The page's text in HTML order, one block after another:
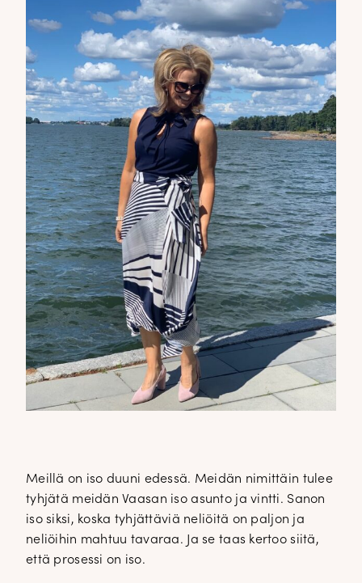
Meillä on iso duuni edessä. Meidän nimittäin tulee
tyhjätä meidän Vaasan iso asunto ja vintti. Sanon
iso siksi, koska tyhjättäviä neliöitä on paljon ja
neliöihin mahtuu tavaraa. Ja se taas kertoo siitä,
että prosessi on iso.